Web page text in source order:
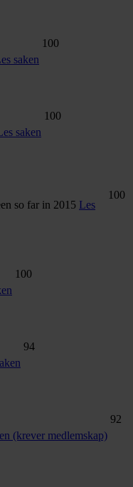
saken
100
saken
100
so far in 2015 Les
100
100
94
(krever medlemskap)
92